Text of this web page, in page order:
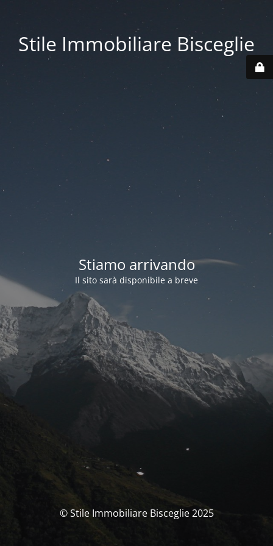
Stile Immobiliare Bisceglie
Stiamo arrivando
Il sito sarà disponibile a breve
© Stile Immobiliare Bisceglie 2025